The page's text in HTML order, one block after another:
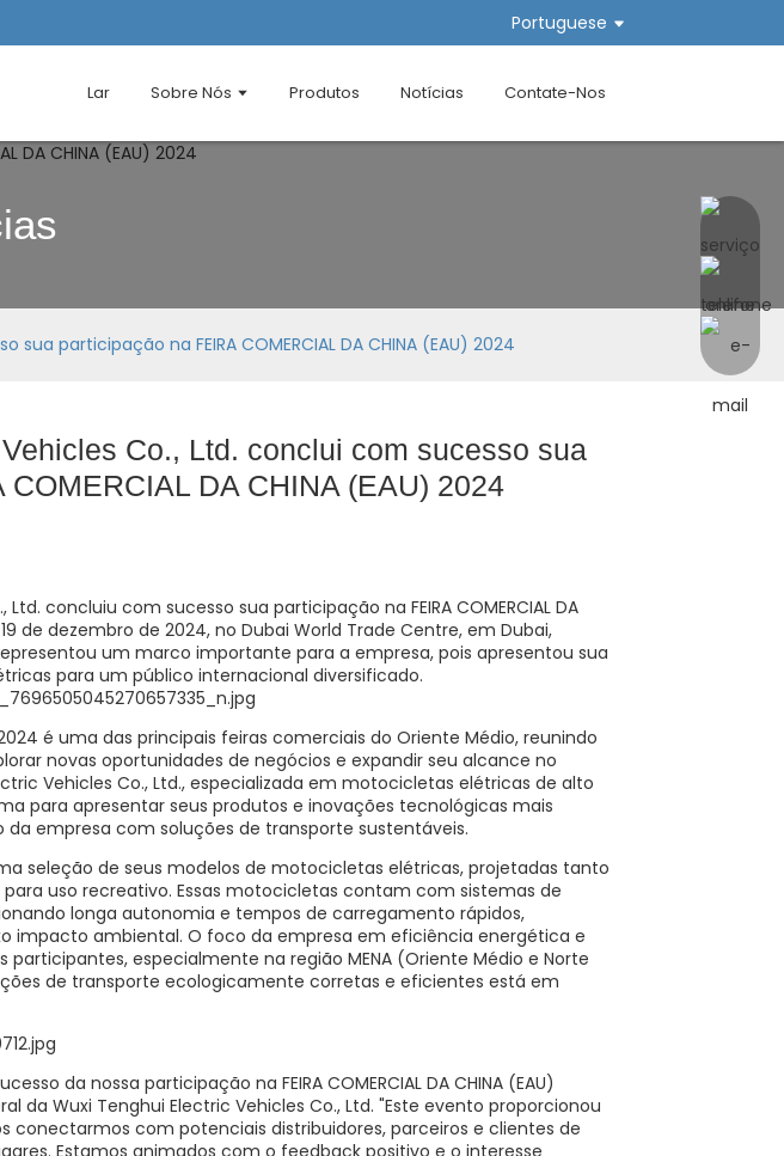
Portuguese
Lar Sobre Nós Produtos Notícias Contate-Nos
participação na FEIRA COMERCIAL DA CHINA (EAU) 2024
Co., Ltd. conclui com sucesso sua
DA CHINA (EAU) 2024
concluiu com sucesso sua participação na FEIRA COMERCIAL DA
19 de dezembro de 2024, no Dubai World Trade Centre, em Dubai,
um marco importante para a empresa, pois apresentou sua
para um público internacional diversificado.
2024 é uma das principais feiras comerciais do Oriente Médio, reunindo
novas oportunidades de negócios e expandir seu alcance no
Vehicles Co., Ltd., especializada em motocicletas elétricas de alto
para apresentar seus produtos e inovações tecnológicas mais
empresa com soluções de transporte sustentáveis.
seleção de seus modelos de motocicletas elétricas, projetadas tanto
uso recreativo. Essas motocicletas contam com sistemas de
longa autonomia e tempos de carregamento rápidos,
impacto ambiental. O foco da empresa em eficiência energética e
especialmente na região MENA (Oriente Médio e Norte
de transporte ecologicamente corretas e eficientes está em
da nossa participação na FEIRA COMERCIAL DA CHINA (EAU)
da Wuxi Tenghui Electric Vehicles Co., Ltd. "Este evento proporcionou
conectarmos com potenciais distribuidores, parceiros e clientes de